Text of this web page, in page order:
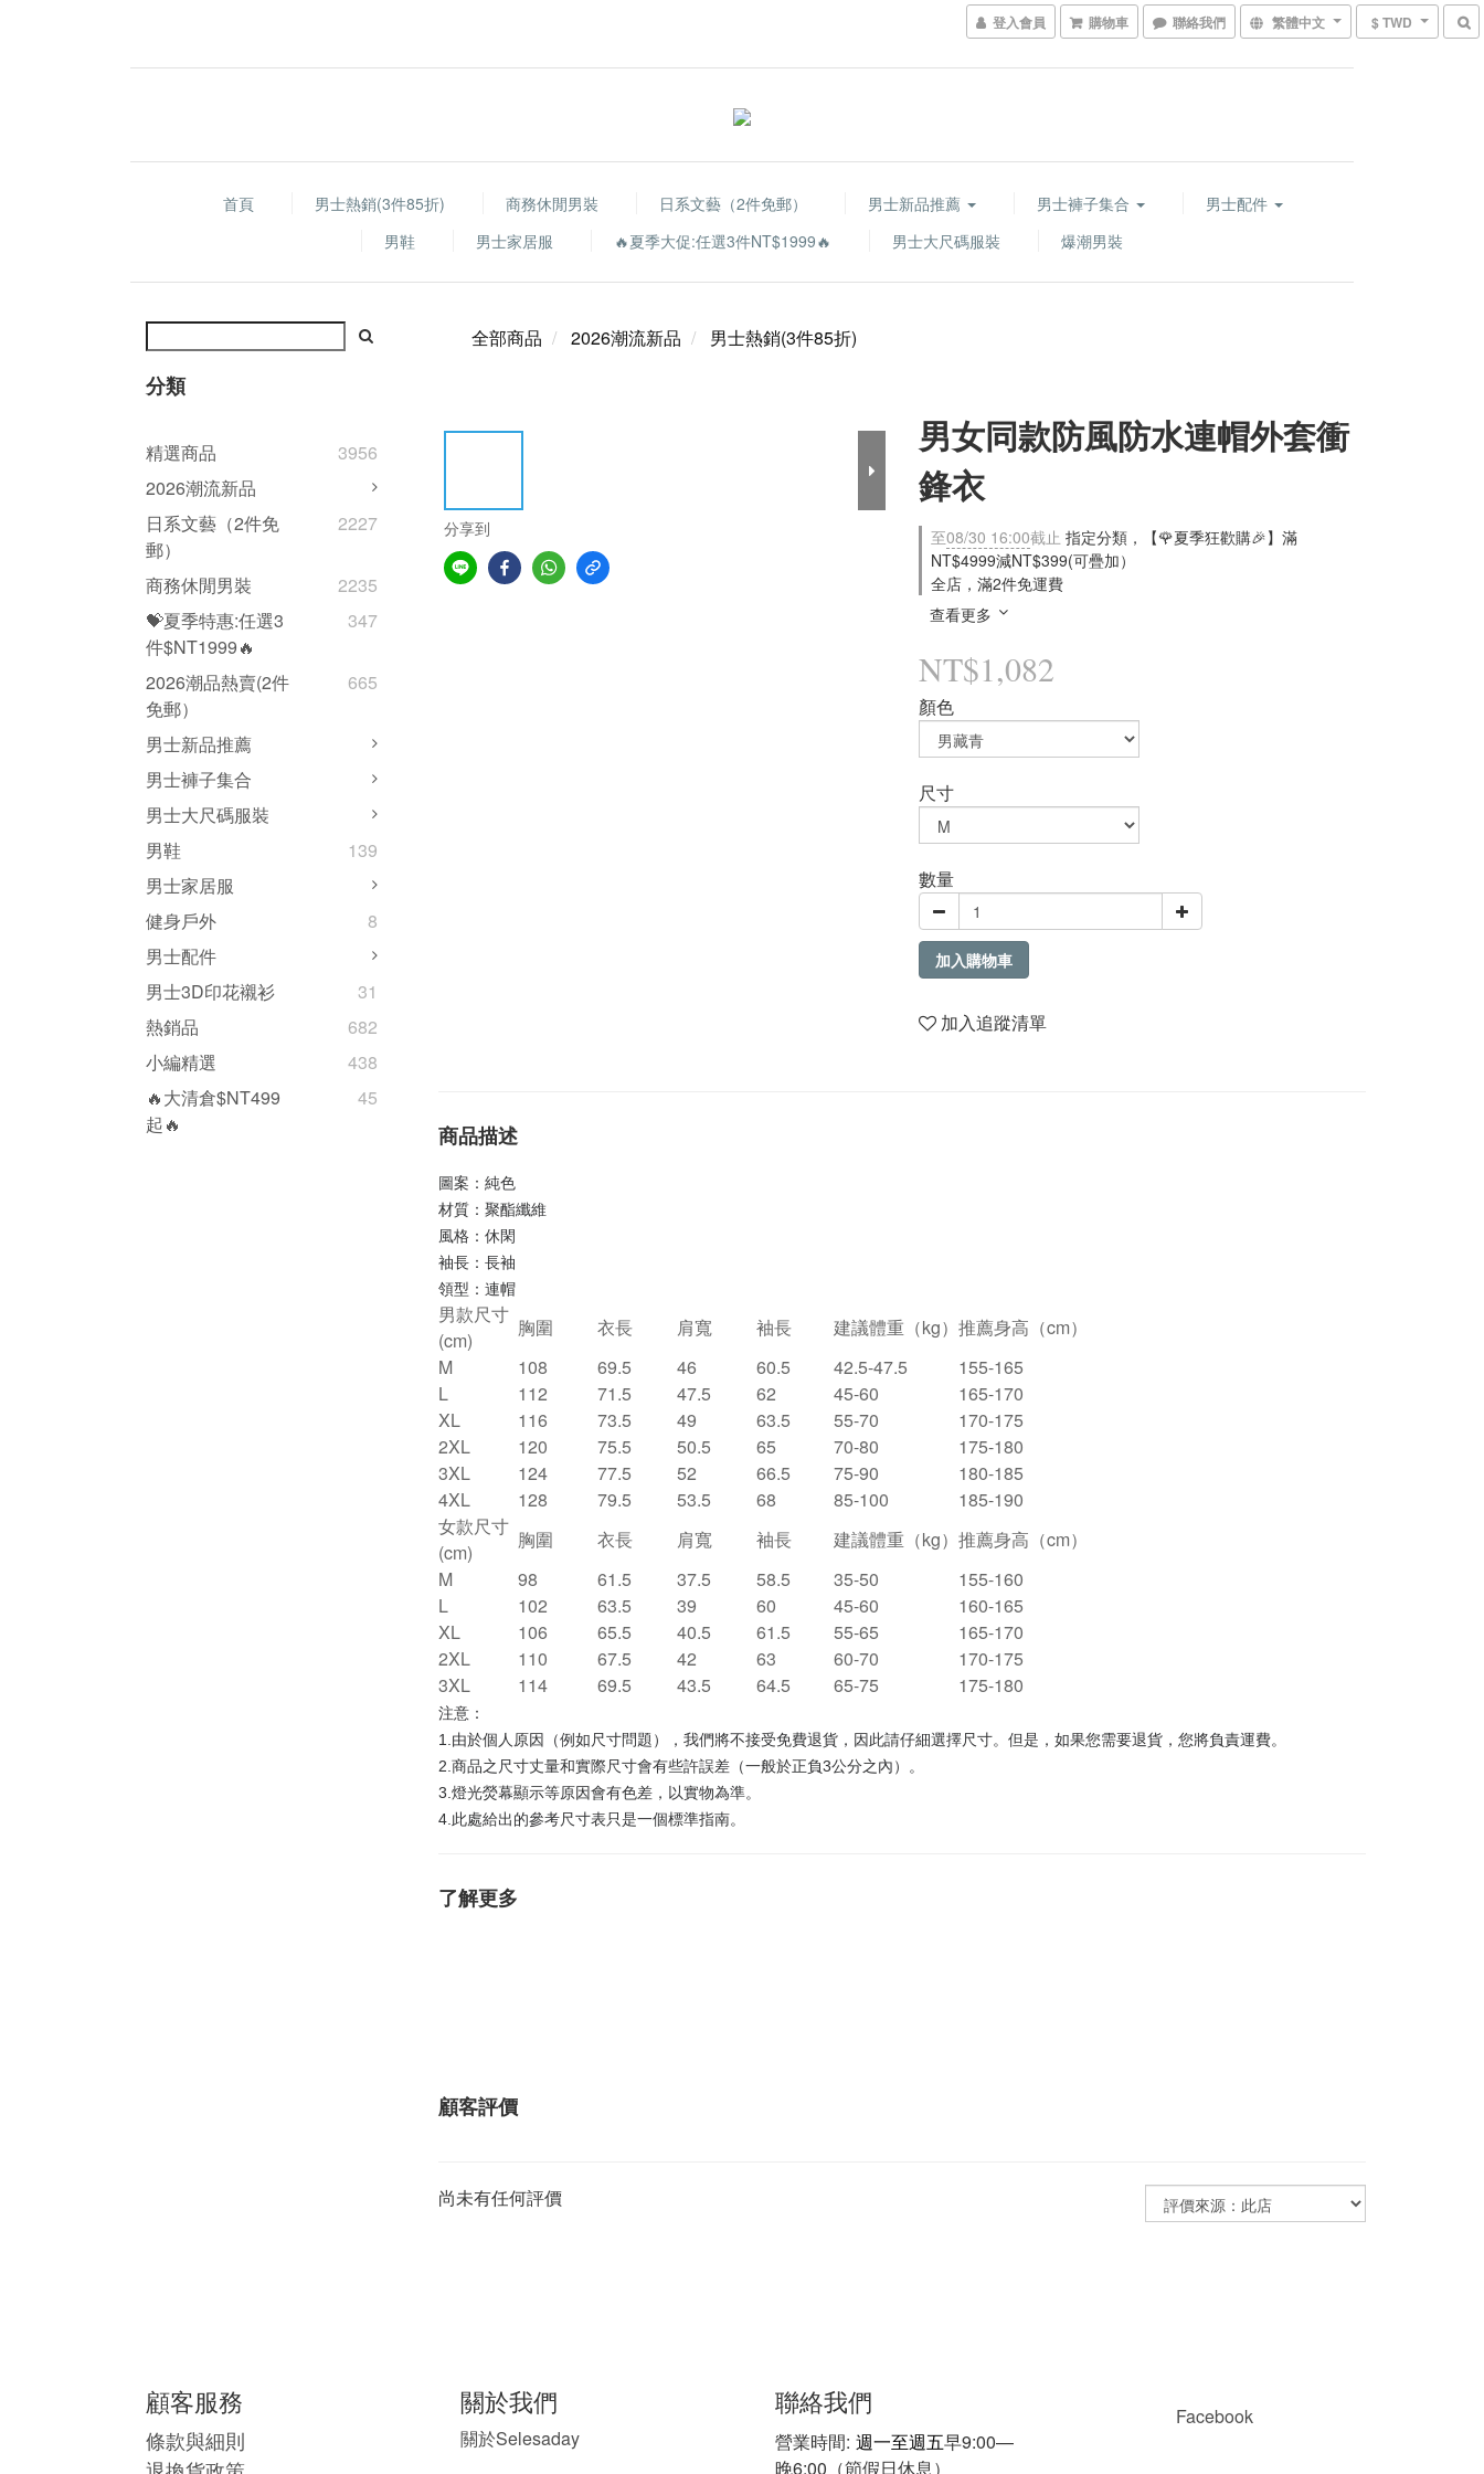
登入會員 購物車 聯絡我們 繁體中文 $ TWD
首頁 男士熱銷(3件85折) 商務休閒男裝 日系文藝（2件免郵） 男士新品推薦 男士褲子集合
男士配件
男鞋
男士家居服 🔥夏季大促:任選3件NT$1999🔥 男士大尺碼服裝 爆潮男裝
分類
精選商品
3956
2026潮流新品
日系文藝（2件免
郵）
2227
商務休閒男裝
2235
💝夏季特惠:任選3
件$NT1999🔥
347
2026潮品熱賣(2件
免郵）
665
男士新品推薦
男士褲子集合
男士大尺碼服裝
男鞋
139
男士家居服
健身戶外
8
男士配件
男士3D印花襯衫
31
熱銷品
682
小編精選
438
🔥大清倉$NT499
起🔥
45
全部商品 2026潮流新品 男士熱銷(3件85折)
分享到
男女同款防風防水連帽外套衝
鋒衣
至08/30 16:00截止 指定分類，【🌹夏季狂歡購🎉】滿
NT$4999減NT$399(可疊加）
全店，滿2件免運費
查看更多
NT$1,082
顏色
尺寸
數量
加入購物車
加入追蹤清單
商品描述
圖案： 純色
材質：聚酯纖維
風格： 休閑
袖長：長袖
領型： 連帽
男款尺寸
(cm)
胸圍 衣長 肩寬 袖長 建議體重（kg） 推薦身高（cm）
M
108 69.5 46 60.5 42.5-47.5
155-165
L
112 71.5 47.5 62 45-60
165-170
XL
116 73.5 49 63.5 55-70
170-175
2XL
120 75.5 50.5 65 70-80
175-180
3XL
124 77.5 52 66.5 75-90
180-185
4XL
128 79.5 53.5 68 85-100
185-190
女款尺寸
(cm)
胸圍 衣長 肩寬 袖長 建議體重（kg） 推薦身高（cm）
M
98 61.5 37.5 58.5 35-50
155-160
L
102 63.5 39 60 45-60
160-165
XL
106 65.5 40.5 61.5 55-65
165-170
2XL
110 67.5 42 63 60-70
170-175
3XL
114 69.5 43.5 64.5 65-75 175-180
注意：
1.由於個人原因（例如尺寸問題），我們將不接受免費退貨，因此請仔細選擇尺寸。但是，如果您需要退貨，您將負責運費。
2.商品之尺寸丈量和實際尺寸會有些許誤差（一般於正負3公分之內）。
3.燈光熒幕顯示等原因會有色差，以實物為準。
4.此處給出的參考尺寸表只是一個標準指南。
了解更多
顧客評價
尚未有任何評價
顧客服務
條款與細則
關於我們
關於Selesaday
聯絡我們
營業時間: 週一至週五早9:00—
晚6:00（節假日休息）
Facebook